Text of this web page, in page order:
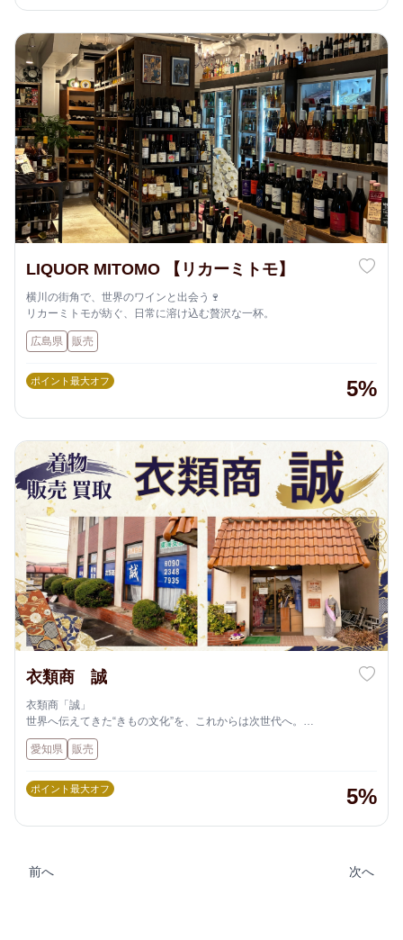
LIQUOR MITOMO 【リカーミトモ】
横川の街角で、世界のワインと出会う🍷
リカーミトモが紡ぐ、日常に溶け込む贅沢な一杯。
広島県 販売
ポイント最大オフ 5%
衣類商 誠
衣類商「誠」
世界へ伝えてきた“きもの文化”を、これからは次世代へ。
日本の伝統を未来へ紡ぐ活動を広げています。
愛知県
販売
ポイント最大オフ 5%
前へ 次へ